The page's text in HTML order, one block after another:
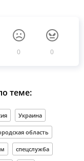
0 0
теме:
Украина
область
спецслужба